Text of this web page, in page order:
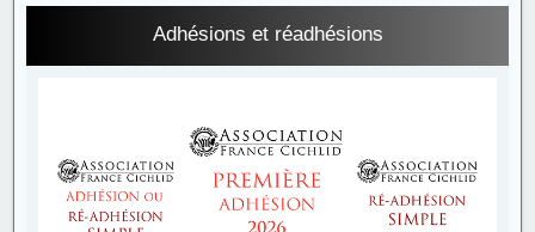
Adhésions et réadhésions